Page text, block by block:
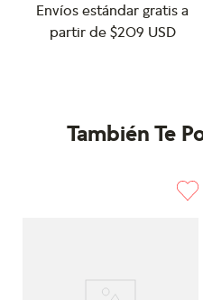
Envíos estándar gratis a
partir de $209 USD
También Te